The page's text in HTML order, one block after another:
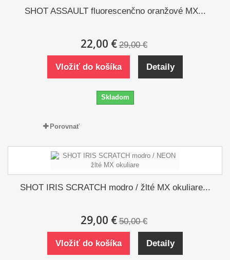
SHOT ASSAULT fluorescenčno oranžové MX...
22,00 € 29,00 €
Vložiť do košíka Detaily
Skladom
Porovnať
SHOT IRIS SCRATCH modro / žlté MX okuliare...
29,00 € 50,00 €
Vložiť do košíka Detaily